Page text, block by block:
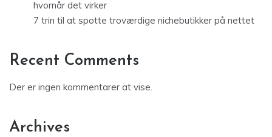
hvornår det virker
7 trin til at spotte troværdige nichebutikker på nettet
Recent Comments
Der er ingen kommentarer at vise.
Archives